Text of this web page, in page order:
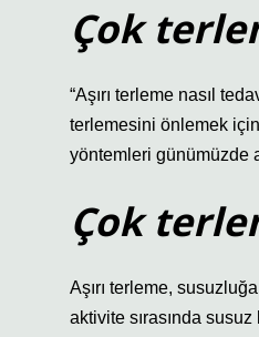
Çok
“Aşırı terleme nasıl
terlemesini önlemek
yöntemleri günümüzde
Çok
Aşırı terleme,
aktivite sırasında